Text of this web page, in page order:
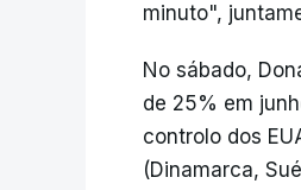
minuto",
No sábado,
de 25% em
controlo dos
(Dinamarca,